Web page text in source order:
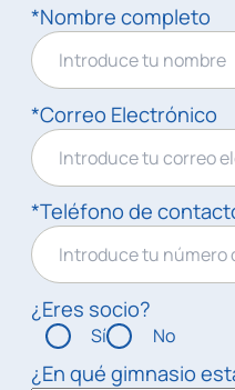
*Nombre completo
*Correo Electrónico
*Teléfono de
¿Eres socio?
Sí No
¿En qué gimnasio